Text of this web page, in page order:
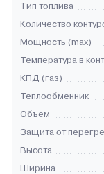
Тип топлива
Количество
Мощность (max)
Температура в
КПД (газ)
Теплообменник
Объем
Защита от
Высота
Ширина